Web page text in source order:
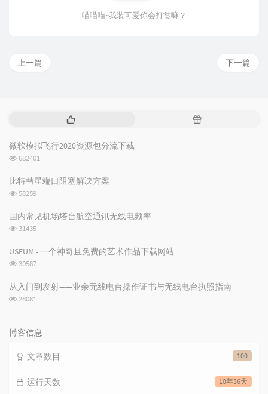
喵喵喵~我装可爱你会打赏嘛？
下一篇
上一篇
文
随
微软模拟飞行2020资源包分流下载
浏
次
数:
682401
比特彗星端口阻塞解决方案
浏
次
数:
58259
国内常见机场塔台航空通讯无线电频率
浏
次
31435
USEUM - 一个神奇且免费的艺术作品下载网站
浏
次
数:
30587
从入门到发射——业余无线电台操作证书与无线电台执照指南
浏
数:
28081
博客信息
100
文章数目
10年36天
运行天数